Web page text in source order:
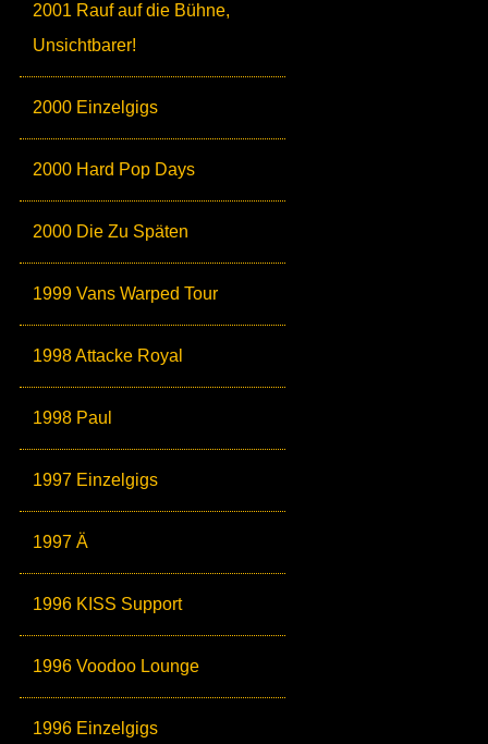
2001 Rauf auf die Bühne,
Unsichtbarer!
2000 Einzelgigs
2000 Hard Pop Days
2000 Die Zu Späten
1999 Vans Warped Tour
1998 Attacke Royal
1998 Paul
1997 Einzelgigs
1997 Ä
1996 KISS Support
1996 Voodoo Lounge
1996 Einzelgigs